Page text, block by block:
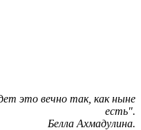
это вечно так, как ныне
есть".
Белла Ахмадулина.